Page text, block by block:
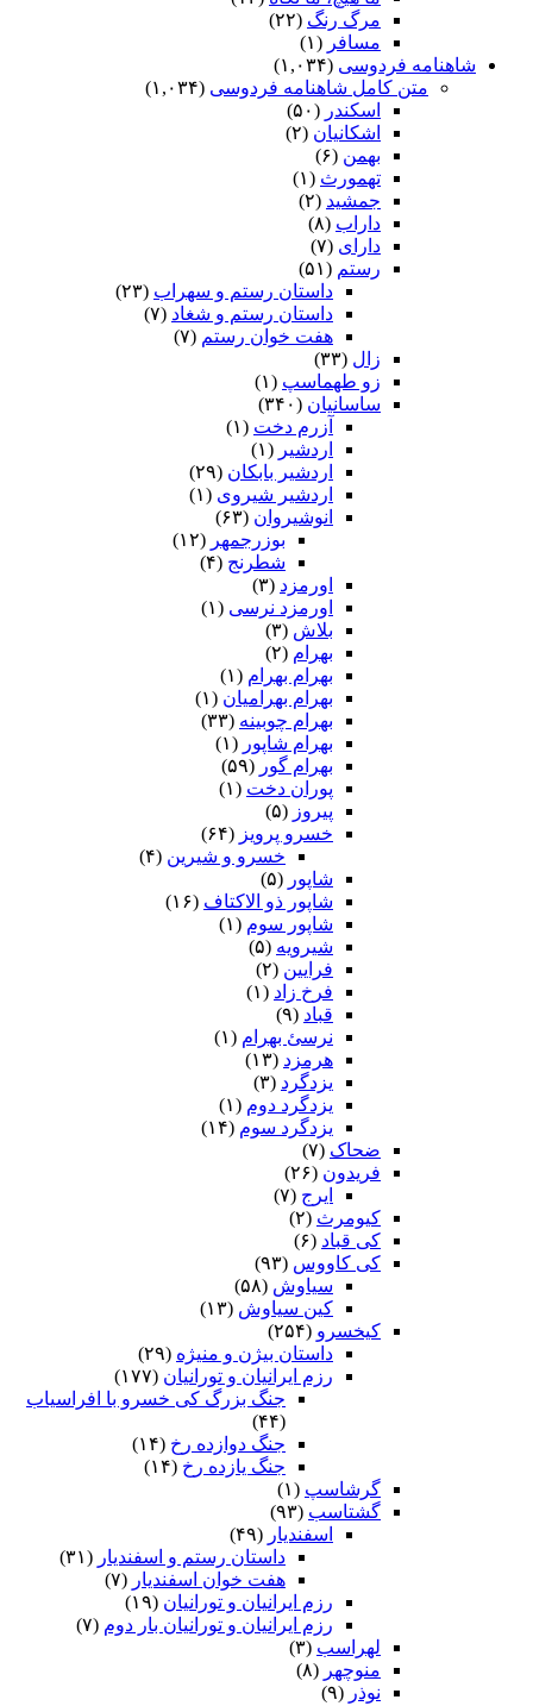
مرگ رنگ (۲۲)
مسافر (۱)
شاهنامه فردوسی (۱,۰۳۴)
متن کامل شاهنامه فردوسی (۱,۰۳۴)
اسکندر (۵۰)
اشکانیان (۲)
بهمن (۶)
تهمورث (۱)
جمشید (۲)
داراب (۸)
دارای (۷)
رستم (۵۱)
داستان رستم و سهراب (۲۳)
داستان رستم و شغاد (۷)
هفت خوان رستم‏ (۷)
زال (۳۳)
زو طهماسپ‏ (۱)
ساسانیان (۳۴۰)
آزرم دخت (۱)
اردشیر (۱)
اردشیر بابکان (۲۹)
اردشیر شیروی (۱)
انوشیروان (۶۳)
بوزرجمهر (۱۲)
شطرنج (۴)
اورمزد (۳)
اورمزد نرسى‏ (۱)
بلاش (۳)
بهرام (۲)
بهرام بهرام (۱)
بهرام بهرامیان‏ (۱)
بهرام چوبینه (۳۳)
بهرام شاپور (۱)
بهرام گور (۵۹)
پوران دخت (۱)
پیروز (۵)
خسرو پرویز (۶۴)
خسرو و شیرین (۴)
شاپور (۵)
شاپور ذو الاکتاف (۱۶)
شاپور سوم‏ (۱)
شیرویه (۵)
فرایین (۲)
فرخ زاد (۱)
قباد (۹)
نرسئ بهرام‏ (۱)
هرمزد (۱۳)
یزدگرد (۳)
یزدگرد دوم (۱)
یزدگرد سوم (۱۴)
ضحاک (۷)
فریدون (۲۶)
ایرج (۷)
کیومرث (۲)
کی قباد (۶)
کی کاووس (۹۳)
سیاوش (۵۸)
کین سیاوش (۱۳)
کیخسرو (۲۵۴)
داستان بیژن و منیژه (۲۹)
رزم ایرانیان و تورانیان (۱۷۷)
جنگ بزرگ کی خسرو با افراسیاب
(۴۴)
جنگ دوازده رخ (۱۴)
جنگ یازده رخ (۱۴)
گرشاسپ (۱)
گشتاسب (۹۳)
اسفندیار (۴۹)
داستان رستم و اسفندیار (۳۱)
هفت خوان اسفندیار (۷)
رزم ایرانیان و تورانیان (۱۹)
رزم ایرانیان و تورانیان بار دوم (۷)
لهراسب (۳)
منوچهر (۸)
نوذر (۹)